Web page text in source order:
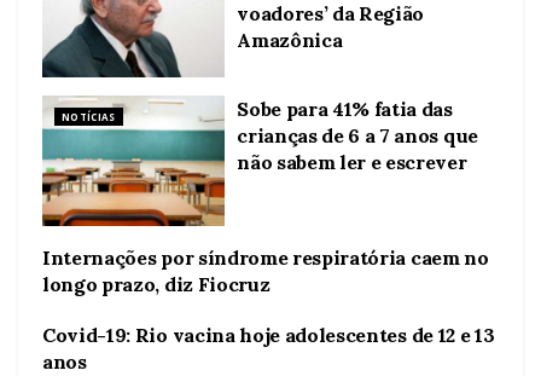
voadores’ da Região
Amazônica
NOTÍCIAS
Sobe para 41% fatia das
crianças de 6 a 7 anos que
não sabem ler e escrever
NOTÍCIAS
Internações por síndrome respiratória caem no
longo prazo, diz Fiocruz
NOTÍCIAS
Covid-19: Rio vacina hoje adolescentes de 12 e 13
anos